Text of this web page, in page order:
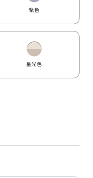
紫色
星光色